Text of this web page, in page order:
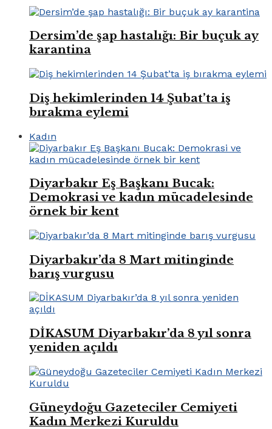
Dersim’de şap hastalığı: Bir buçuk ay
karantina
Diş hekimlerinden 14 Şubat’ta iş
bırakma eylemi
Kadın
Diyarbakır Eş Başkanı Bucak:
Demokrasi ve kadın mücadelesinde
örnek bir kent
Diyarbakır’da 8 Mart mitinginde
barış vurgusu
DİKASUM Diyarbakır’da 8 yıl sonra
yeniden açıldı
Güneydoğu Gazeteciler Cemiyeti
Kadın Merkezi Kuruldu